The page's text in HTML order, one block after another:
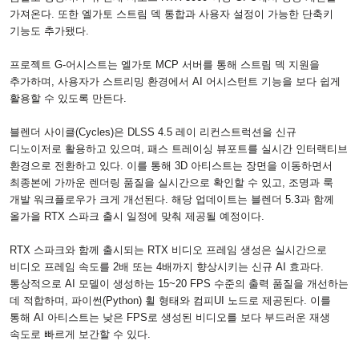
가져온다 또한 엘가토 스트림 덱 통합과 사용자 설정이 가능한 단축키
기능도 추가됐다
프로젝트 G-어시스트는 엘가토 MCP 서버를 통해 스트림 덱 지원을
추가하며
사용자가 스트리밍 환경에서 AI 어시스턴트 기능을 보다 쉽게
활용할 수 있도록 만든다
블렌더 사이클(Cycles)은 DLSS 4.5 레이 리컨스트럭션을 신규
디노이저로 활용하고 있으며
패스 트레이싱 뷰포트를 실시간 인터랙티브
환경으로 전환하고 있다 이를 통해 3D 아티스트는 장면을 이동하면서
최종본에 가까운 렌더링 품질을 실시간으로 확인할 수 있고
조명과 룩
개발 워크플로우가 크게 개선된다 해당 업데이트는 블렌더 5.3과 함께
올가을 RTX 스파크 출시 일정에 맞춰 제공될 예정이다
RTX 스파크와 함께 출시되는 RTX 비디오 프레임 생성은 실시간으로
비디오 프레임 속도를 2배 또는 4배까지 향상시키는 신규 AI 효과다
통상적으로 AI 모델이 생성하는 15~20 FPS 수준의 출력 품질을 개선하는
데 적합하며
파이썬(Python) 휠 형태와 컴피 UI 노드로 제공된다 이를
통해 AI 아티스트는 낮은 FPS 로 생성된 비디오를 보다 부드러운 재생
속도로 빠르게 보간할 수 있다